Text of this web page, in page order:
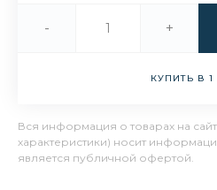
- +
КУПИТЬ В 1
Вся информация о товарах на
характеристики) носит
является публичной офертой.